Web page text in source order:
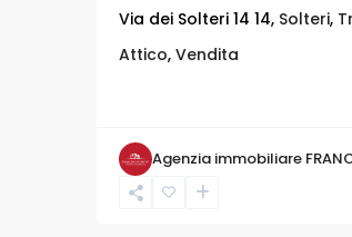
Via dei Solteri 14 14, Solteri,
Attico, Vendita
Agenzia immobiliare